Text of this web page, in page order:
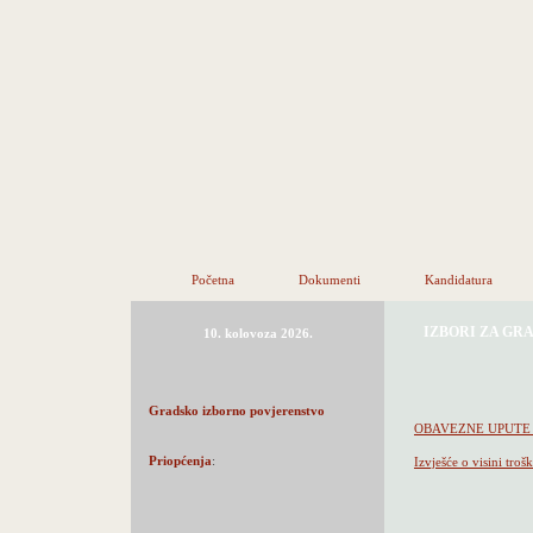
Početna Dokumenti Kandidatura
10. kolovoza 2026.
Gradsko izborno povjerenstvo
Priopćenja:
IZBORI ZA
OBAVEZNE
Izvješće o visini